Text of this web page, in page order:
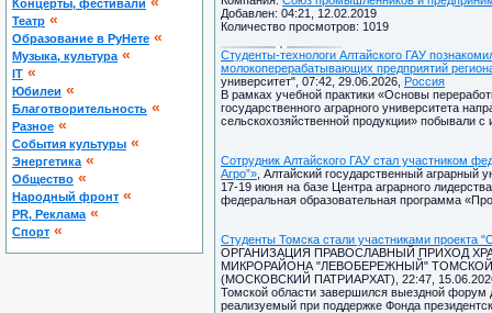
Концерты, фестивали
Театр «
Образование в РуНете «
Музыка, культура «
IT «
Юбилеи «
Благотворительность «
Разное «
Cобытия культуры «
Энергетика «
Общество «
Народный фронт «
PR, Реклама «
Спорт «
Добавлен: 04:21, 12.02.2019
Количество просмотров: 1019
Студенты-технологи Алтайского ГАУ
молокоперерабатывающих предприятий
университет", 07:42, 29.06.2026, Россия
В рамках учебной практики «Основы
государственного аграрного университета
сельскохозяйственной продукции» побывали
Сотрудник Алтайского ГАУ стал участником
Агро”» , Алтайский государственный аграрный
17-19 июня на базе Центра аграрного
федеральная образовательная программа
Студенты Томска стали участниками проекта
ОРГАНИЗАЦИЯ ПРАВОСЛАВНЫЙ ПРИХОД
МИКРОРАЙОНА "ЛЕВОБЕРЕЖНЫЙ"
(МОСКОВСКИЙ ПАТРИАРХАТ), 22:47,
Томской области завершился выездной форум
реализуемый при поддержке Фонда